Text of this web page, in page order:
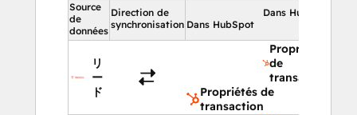
Source
de
données
Direction de
synchronisation
Dans HubSpot
Dans HubSpot
リ
ー
ド
Propriétés
de
transaction
Propriétés de
transaction